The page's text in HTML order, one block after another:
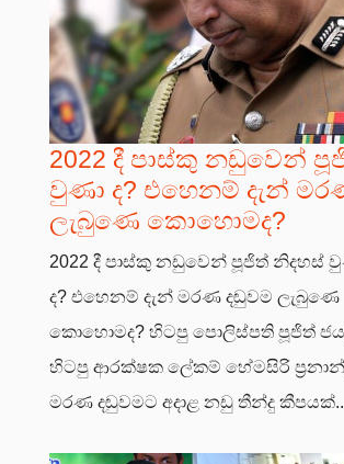
2022 දී පාස්කු නඩුවෙන්
වුණා ද? එහෙනම් දැන්
ලැබුණෙ කොහොමද?
2022 දී පාස්කු නඩුවෙන් පූජිත් නිදහස්
ද? එහෙනම් දැන් මරණ දඬුවම ලැබුණෙ
කොහොමද? හිටපු පොලිස්පති පූජිත්
හිටපු ආරක්ෂක ලේකම් හේමසිරි
මරණ දඬුවමට අදාළ නඩු තීන්දු